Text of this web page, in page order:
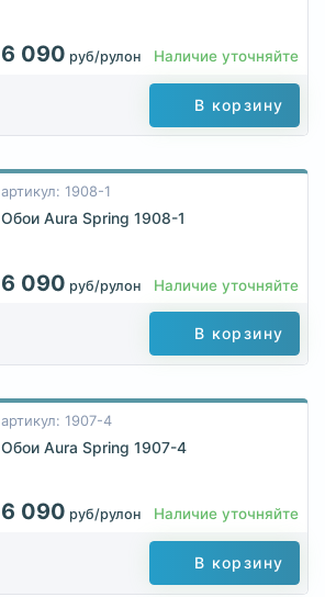
6 090 руб/рулон Наличие уточняйте
В корзину
артикул: 1908-1
Обои Aura Spring 1908-1
6 090 руб/рулон Наличие уточняйте
В корзину
артикул: 1907-4
Обои Aura Spring 1907-4
6 090 руб/рулон Наличие уточняйте
В корзину